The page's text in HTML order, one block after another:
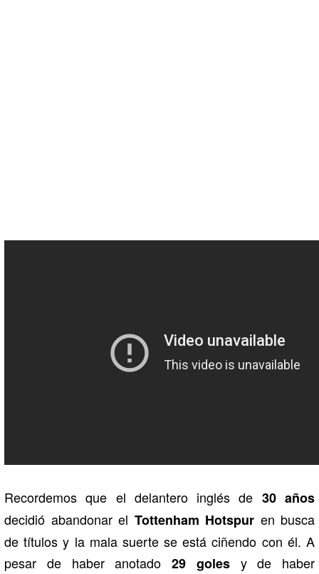
Recordemos que el delantero inglés de 30 años
decidió abandonar el Tottenham Hotspur en busca
de títulos y la mala suerte se está ciñendo con él. A
pesar de haber anotado 29 golesy de haber